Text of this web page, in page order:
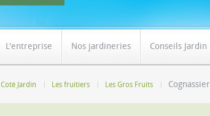
L'entreprise Nos jardineries Conseils Jardin
Coté Jardin Les fruitiers Les Gros Fruits Cognassier